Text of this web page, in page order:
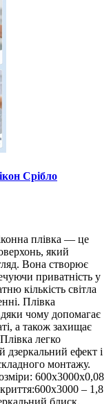
Срібло
плівка — це
який
Вона створює
приватність у
кількість світла
Плівка
чому допомагає
а також захищає
легко
ефект і
монтажу.
600х3000х0,08
– 1,8